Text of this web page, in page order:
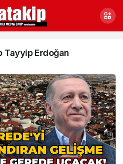
Tayyip Erdoğan